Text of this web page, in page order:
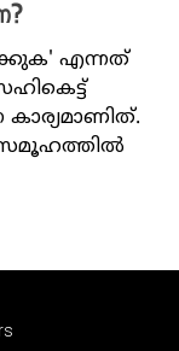
എന്നത്
സമൂഹത്തിൽ